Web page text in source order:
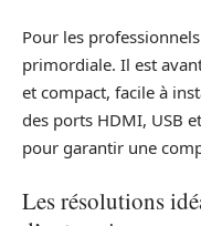
Pour les
primordiale. Il est
et compact, facile à
des ports HDMI, USB
pour garantir une
Les résolutions